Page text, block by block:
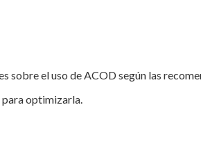
el uso de ACOD según las
optimizarla.